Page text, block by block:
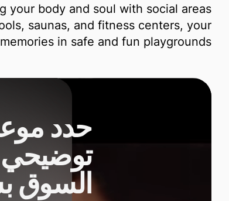
your body and soul with social areas
saunas, and fitness centers, your
in safe and fun playgrounds.
حدد
توضيحي
السوق